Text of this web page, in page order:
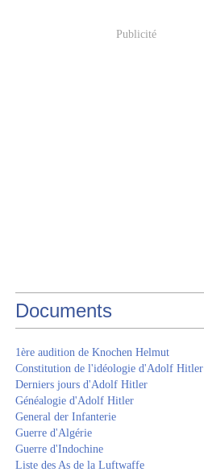
Publicité
Documents
1ère audition de Knochen Helmut
Constitution de l'idéologie d'Adolf Hitler
Derniers jours d'Adolf Hitler
Généalogie d'Adolf Hitler
General der Infanterie
Guerre d'Algérie
Guerre d'Indochine
Liste des As de la Luftwaffe